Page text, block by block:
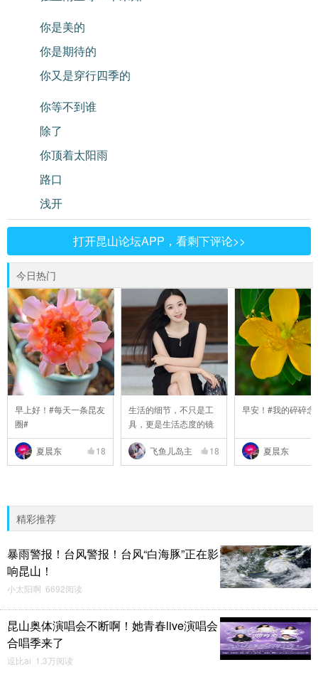
你是美的
你是期待的
你又是穿行四季的
你等不到谁
除了
你顶着太阳雨
路口
浅开
打开昆山论坛APP，看剩下评论>>
今日热门
早上好！#每天一条昆友
圈#
夏晨东 18
生活的细节，不只是工
具，更是生活态度的镜
..
飞鱼儿岛主
18
早安！#我的碎碎念
夏晨东
精彩推荐
暴雨警报！台风警报！台风“白海豚”正在影
响昆山！
小太阳啊 6692阅读
昆山奥体演唱会不断啊！她青春live演唱会
合唱季来了
逗比ai 1.3万阅读